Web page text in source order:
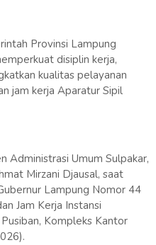
Provinsi Lampung
disiplin kerja,
kualitas pelayanan
jam kerja Aparatur Sipil
Administrasi Umum Sulpakar,
Mirzani Djausal, saat
Lampung Nomor 44
Jam Kerja Instansi
Kompleks Kantor